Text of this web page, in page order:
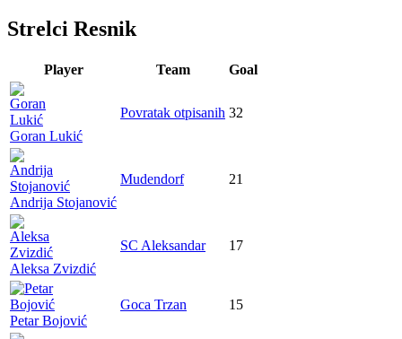
Strelci Resnik
Player Team Goal
Goran Lukić
Povratak otpisanih 32
Andrija Stojanović
Mudendorf 21
Aleksa Zvizdić
SC Aleksandar 17
Petar Bojović
Goca Trzan 15